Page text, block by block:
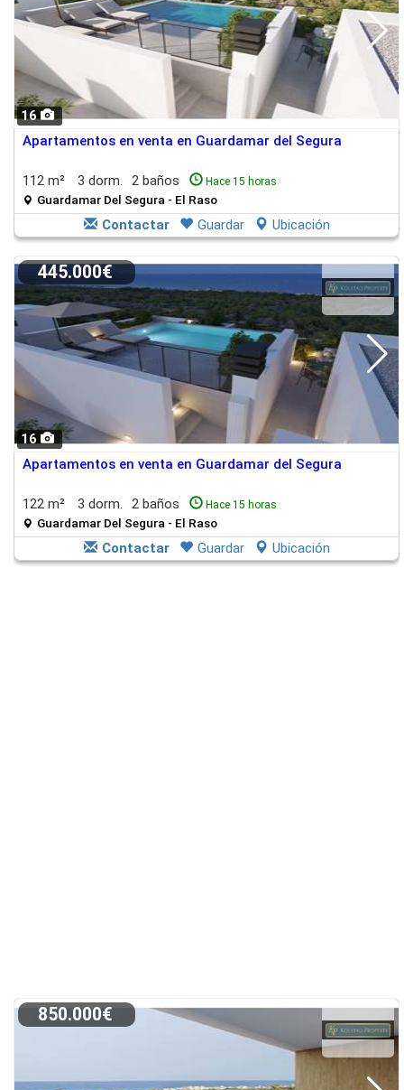
16
Apartamentos en venta en Guardamar del Segura
112 m² 3 dorm. 2 baños Hace 15 horas
Guardamar Del Segura - El Raso
Contactar Guardar Ubicación
16
445.000€
Apartamentos en venta en Guardamar del Segura
122 m² 3 dorm. 2 baños Hace 15 horas
Guardamar Del Segura - El Raso
Contactar Guardar Ubicación
850.000€